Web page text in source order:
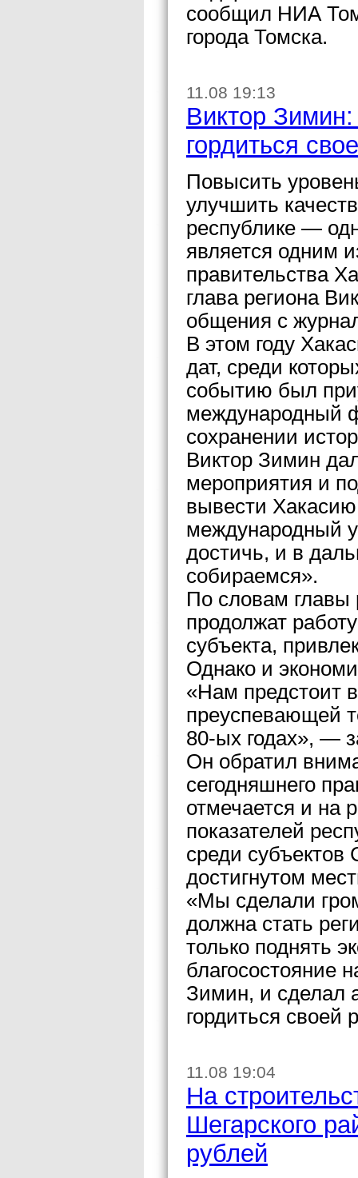
сообщил НИА
города Томска.
11.08 19:13
Виктор
гордиться
Повысить
улучшить
республике —
является одним
правительства
глава региона
общения с
В этом году
дат, среди
событию был
международный
сохранении
Виктор Зимин
мероприятия и
вывести Хакасию
международный
достичь, и в
собираемся».
По словам главы
продолжат
субъекта,
Однако и
«Нам предстоит
преуспевающей
80-ых годах», —
Он обратил
сегодняшнего
отмечается и на
показателей
среди субъектов
достигнутом
«Мы сделали
должна стать
только поднять
благосостояние
Зимин, и сделал
гордиться своей
11.08 19:04
На
Шегарского
рублей